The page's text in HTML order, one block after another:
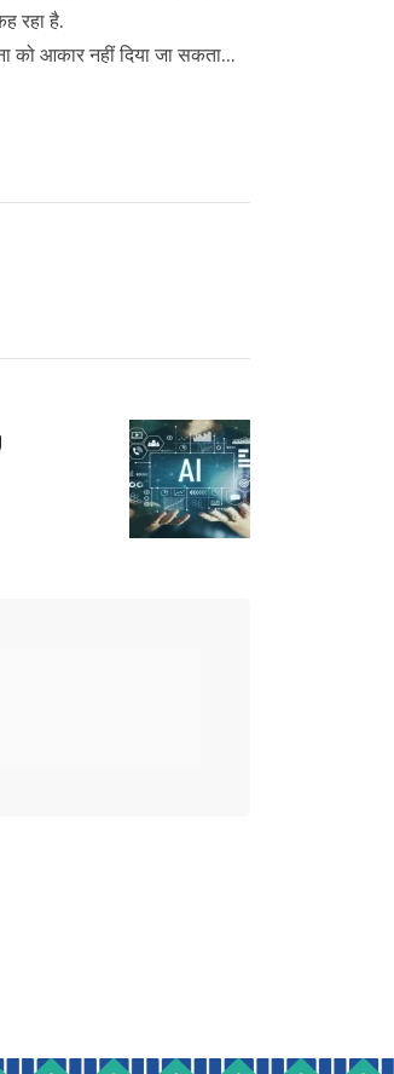
रहा है.
को आकार नहीं दिया जा सकता…